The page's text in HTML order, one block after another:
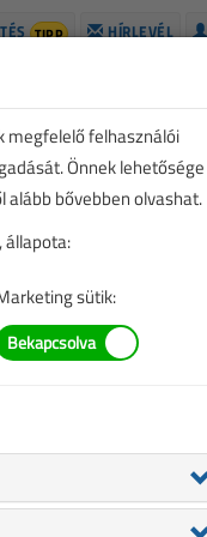
HÍRLEVÉL
TIPP
megfelelő felhasználói
Önnek lehetősége
alább bővebben olvashat.
, állapota:
sütik: